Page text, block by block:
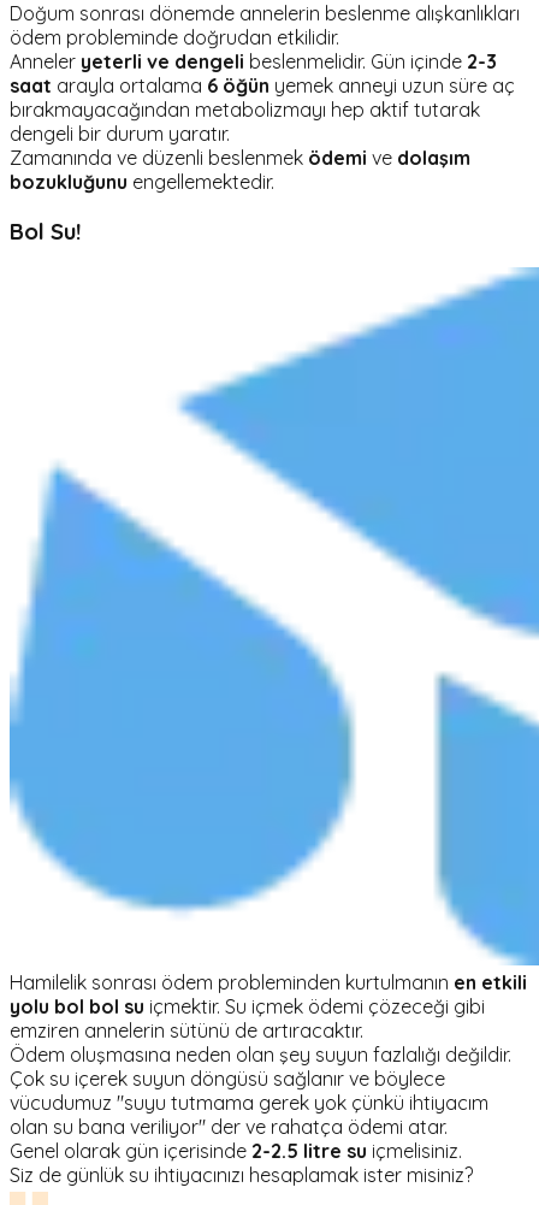
Doğum sonrası dönemde annelerin beslenme alışkanlıkları
ödem probleminde doğrudan etkilidir.
Anneler yeterli ve dengeli beslenmelidir. Gün içinde 2-3
saat arayla ortalama 6 öğün yemek anneyi uzun süre aç
bırakmayacağından metabolizmayı hep aktif tutarak
dengeli bir durum yaratır.
Zamanında ve düzenli beslenmek ödemi ve dolaşım
bozukluğunu engellemektedir.
Bol Su!
Hamilelik sonrası ödem probleminden kurtulmanın en etkili
yolu bol bol su içmektir. Su içmek ödemi çözeceği gibi
emziren annelerin sütünü de artıracaktır.
Ödem oluşmasına neden olan şey suyun fazlalığı değildir.
Çok su içerek suyun döngüsü sağlanır ve böylece
vücudumuz "suyu tutmama gerek yok çünkü ihtiyacım
olan su bana veriliyor" der ve rahatça ödemi atar.
Genel olarak gün içerisinde 2-2.5 litre su içmelisiniz.
Siz de günlük su ihtiyacınızı hesaplamak ister misiniz?